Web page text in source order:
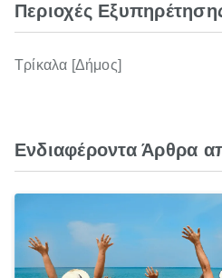
Περιοχές
Τρίκαλα [Δήμος]
Ενδιαφέροντα Άρθρα